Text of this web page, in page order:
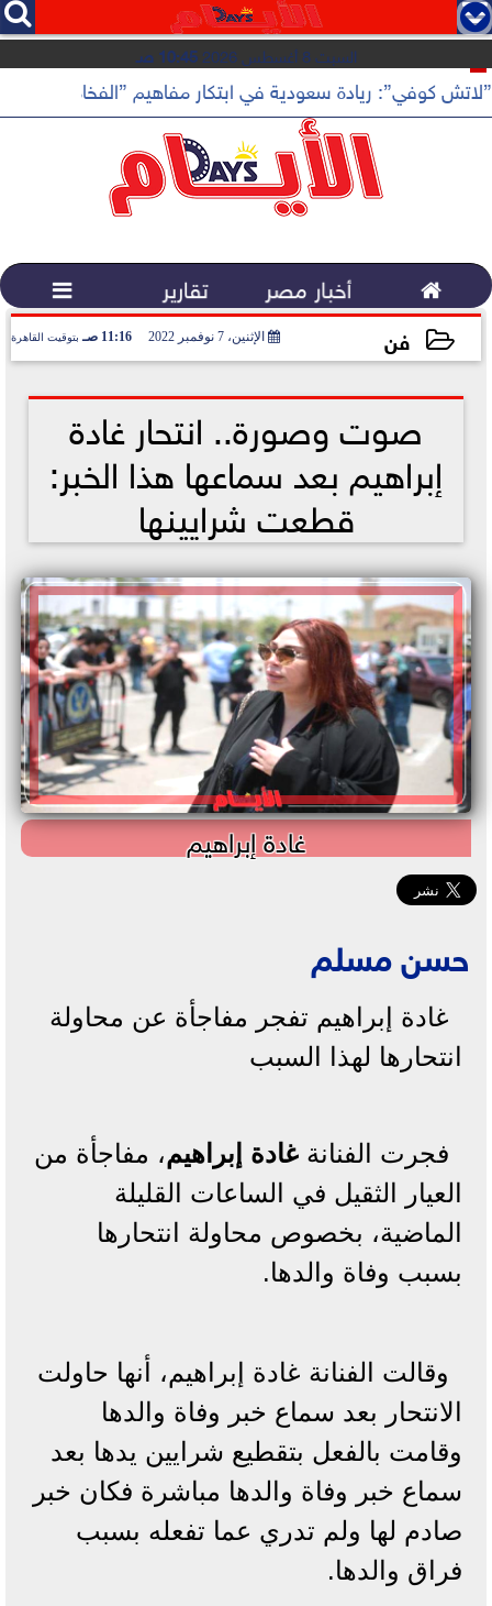
   
السبت 8 أغسطس 2026 10:45 صـ
”لاتش كوفي”: ريادة سعودية في ابتكار مفاهيم ”الفخامة
 أخبار مصر تقارير 
فن الإثنين، 7 نوفمبر 2022 11:16 صـ بتوقيت القاهرة
صوت وصورة.. انتحار غادة
إبراهيم بعد سماعها هذا الخبر:
قطعت شرايينها
غادة إبراهيم
حسن مسلم
غادة إبراهيم تفجر مفاجأة عن محاولة
انتحارها لهذا السبب
فجرت الفنانة غادة إبراهيم، مفاجأة من
العيار الثقيل في الساعات القليلة
الماضية، بخصوص محاولة انتحارها
بسبب وفاة والدها.
وقالت الفنانة غادة إبراهيم، أنها حاولت
الانتحار بعد سماع خبر وفاة والدها
وقامت بالفعل بتقطيع شرايين يدها بعد
سماع خبر وفاة والدها مباشرة فكان خبر
صادم لها ولم تدري عما تفعله بسبب
فراق والدها.